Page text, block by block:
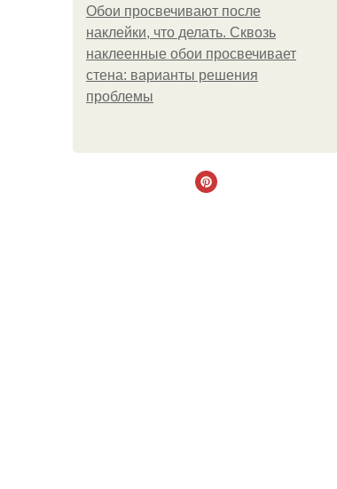
Обои просвечивают после
наклейки, что делать. Сквозь
наклеенные обои просвечивает
стена: варианты решения
проблемы